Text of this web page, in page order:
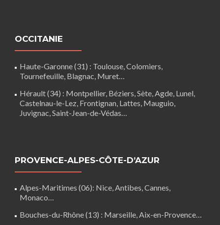
OCCITANIE
Haute-Garonne (31) : Toulouse, Colomiers,
Tournefeuille, Blagnac, Muret…
Hérault (34) : Montpellier, Béziers, Sète, Agde, Lunel,
Castelnau-le-Lez, Frontignan, Lattes, Mauguio,
Juvignac, Saint-Jean-de-Védas…
PROVENCE-ALPES-CÔTE-D’AZUR
Alpes-Maritimes (06): Nice, Antibes, Cannes,
Monaco…
Bouches-du-Rhône (13) : Marseille, Aix-en-Provence…